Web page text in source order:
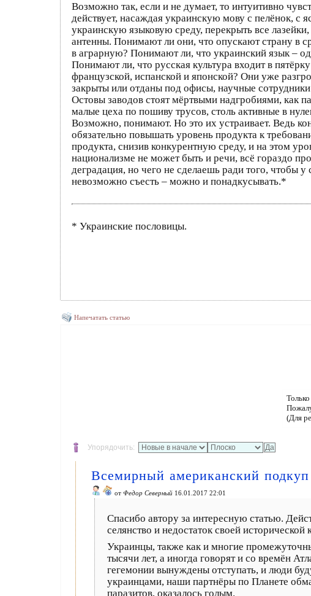
Возможно так, если и не думает, то интуитивно
действует, насаждая украинскую мову с пелёнок, с
украинскую языковую среду, перекрыть все
антенны. Понимают ли они, что опускают страну в
в аграрную? Понимают ли, что украинский язык –
Понимают ли, что русская культура входит в
французской, испанской и японской? Они уже
закрыты или отданы под офисы, научные
Остовы заводов стоят мёртвыми надгробиями, как
малые цеха по пошиву трусов, столь активные в
Возможно, понимают. Но это их устраивает. Ведь
обязательно повышать уровень продукта к
продукта, снизив конкурентную среду, и на этом
национализме не может быть и речи, всё гораздо
деградация, но чего не сделаешь ради того, чтобы
невозможно съесть – можно и понадкусывать.*
* Украинские пословицы.
Напечатать статью
(Для
Упорядочить:
Всемирный американский подкуп
от Федор Северный 16.01.2017 22:01
Спасибо автору за интересную статью.
селянство и недостаток своей
Украинцы, также как и многие
тысячи лет, а иногда говорят и со времён
гегемонии вынуждены отступать, и люди
украинцами, наши партнёры по Планете
паразитов, оказалось голым.